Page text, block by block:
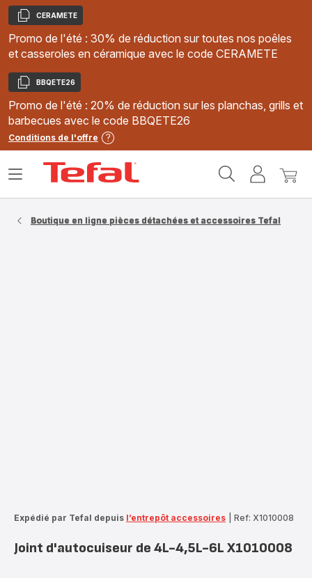
Copier
CERAMETE
Promo de l'été : 30% de réduction sur toutes nos poêles
et casseroles en céramique avec le code CERAMETE
Copier
BBQETE26
Promo de l'été : 20% de réduction sur les planchas, grills et
barbecues avec le code BBQETE26
Conditions de l'offre
MonMon
Ouvrir
Boutique en ligne pièces détachées et accessoires Tefal
Expédié par Tefal depuis l’entrepôt accessoires Ref: X1010008
Joint d'autocuiseur de 4L-4,5L-6L X1010008